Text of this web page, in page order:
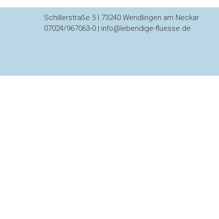
Schillerstraße 5 | 73240 Wendlingen am Neckar
07024/967063-0 | info@lebendige-fluesse.de